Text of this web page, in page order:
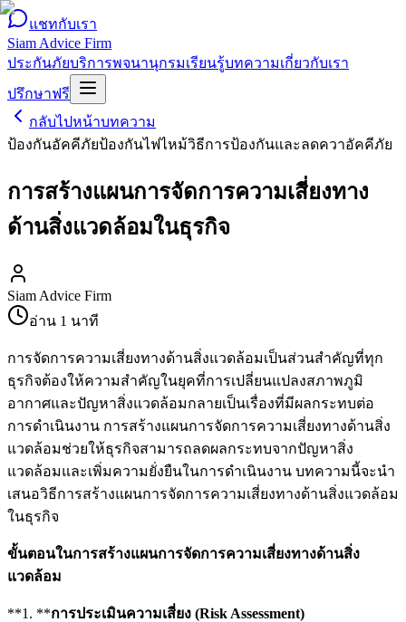
แชทกับเรา
Siam Advice Firm
ประกันภัยบริการพจนานุกรมเรียนรู้บทความเกี่ยวกับเรา
ปรึกษาฟรี
กลับไปหน้าบทความ
ป้องกันอัคคีภัยป้องกันไฟไหม้วิธีการป้องกันและลดควาอัคคีภัย
การสร้างแผนการจัดการความเสี่ยงทาง
ด้านสิ่งแวดล้อมในธุรกิจ
Siam Advice Firm
อ่าน 1 นาที
การจัดการความเสี่ยงทางด้านสิ่งแวดล้อมเป็นส่วนสำคัญที่ทุก
ธุรกิจต้องให้ความสำคัญในยุคที่การเปลี่ยนแปลงสภาพภูมิ
อากาศและปัญหาสิ่งแวดล้อมกลายเป็นเรื่องที่มีผลกระทบต่อ
การดำเนินงาน การสร้างแผนการจัดการความเสี่ยงทางด้านสิ่ง
แวดล้อมช่วยให้ธุรกิจสามารถลดผลกระทบจากปัญหาสิ่ง
แวดล้อมและเพิ่มความยั่งยืนในการดำเนินงาน บทความนี้จะนำ
เสนอวิธีการสร้างแผนการจัดการความเสี่ยงทางด้านสิ่งแวดล้อม
ในธุรกิจ
ขั้นตอนในการสร้างแผนการจัดการความเสี่ยงทางด้านสิ่ง
แวดล้อม
**1. **การประเมินความเสี่ยง (Risk Assessment)